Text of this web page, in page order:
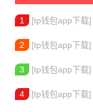
1 [tp钱包app下载]
2 [tp钱包app下载]
3 [tp钱包app下载]
4 [tp钱包app下载]